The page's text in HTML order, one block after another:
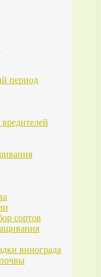
период
сортов
винограда